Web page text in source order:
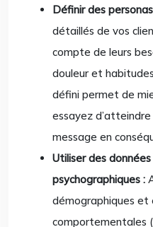
Définir des
détaillés de vos
compte de leurs
douleur et
défini permet de
essayez
message en
Utiliser des
psychographiques :
démographiques et
comportementales